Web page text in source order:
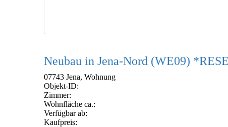
Neubau in Jena-Nord (WE09)
07743 Jena, Wohnung
Objekt-ID:
Zimmer:
Wohnfläche ca.:
Verfügbar ab:
Kaufpreis: